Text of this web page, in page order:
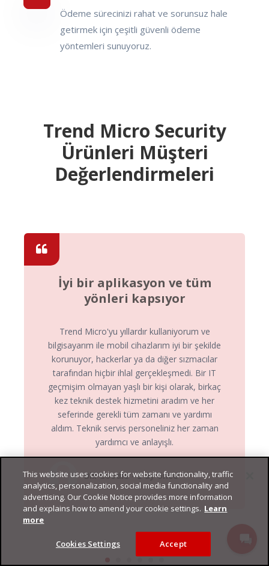
Ödeme sürecinizi rahat ve sorunsuz hale
getirmek için çeşitli güvenli ödeme
yöntemleri sunuyoruz.
Trend Micro Security
Ürünleri Müşteri
Değerlendirmeleri
İyi bir aplikasyon ve tüm
yönleri kapsıyor
Trend Micro'yu yıllardır kullaniyorum ve
bilgisayarım ile mobil cihazlarım iyi bir şekilde
korunuyor, hackerlar ya da diğer sızmacılar
tarafından hiçbir ihlal gerçekleşmedi. Bir IT
geçmişim olmayan yaşlı bir kişi olarak, birkaç
kez teknik destek hizmetini aradım ve her
seferinde gerekli tüm zamanı ve yardımı
aldım. Teknik servis personeliniz her zaman
yardımcı ve anlayışlı.
Bill Goodie - 3 ay önce
This website uses cookies for website functionality, traffic
analytics, personalization, social media functionality and
advertising. Our Cookie Notice provides more information
and explains how to amend your cookie settings. Learn
more
Cookies Settings Accept